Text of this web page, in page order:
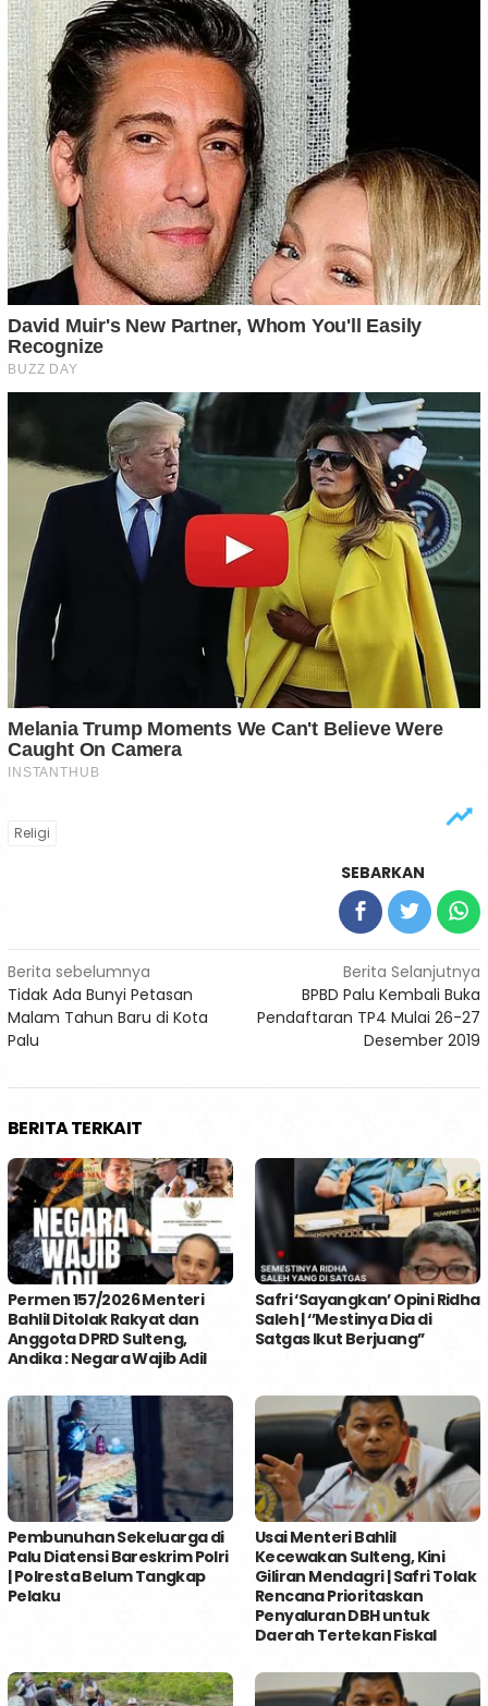
Religi
SEBARKAN
Navigasi
pos
Berita sebelumnya
Tidak Ada Bunyi Petasan
Malam Tahun Baru di Kota
Palu
Berita Selanjutnya
BPBD Palu Kembali Buka
Pendaftaran TP4 Mulai 26-27
Desember 2019
BERITA TERKAIT
Permen 157/2026 Menteri
Bahlil Ditolak Rakyat dan
Anggota DPRD Sulteng,
Andika : Negara Wajib Adil
Safri ‘Sayangkan’ Opini Ridha
Saleh | ‘’Mestinya Dia di
Satgas Ikut Berjuang’’
Pembunuhan Sekeluarga di
Palu Diatensi Bareskrim Polri
| Polresta Belum Tangkap
Pelaku
Usai Menteri Bahlil
Kecewakan Sulteng, Kini
Giliran Mendagri | Safri Tolak
Rencana Prioritaskan
Penyaluran DBH untuk
Daerah Tertekan Fiskal